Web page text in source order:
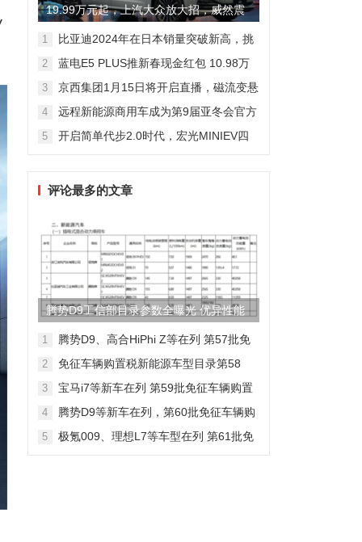
19.99万元起，上汽大众放大招，威然震
撼全场
1
比亚迪2024年在日本销量突破新高，挑
2
蓝电E5 PLUS推新春现金红包 10.98万
3
京西集团1月15日将开启直播，磁流变悬
4
远程新能源商用车成为第9届亚冬会官方
线
5
开启简单代步2.0时代，宏光MINIEV四
评论最多的文章
腾势D9工信部目录参数全曝光 优异性能
得以印证
1
腾势D9、高合HiPhi Z等在列 第57批免
2
免征车辆购置税新能源车型目录第58
3
宝马i7等新车在列 第59批免征车辆购置
4
腾势D9等新车在列，第60批免征车辆购
5
极氪009、理想L7等车型在列 第61批免